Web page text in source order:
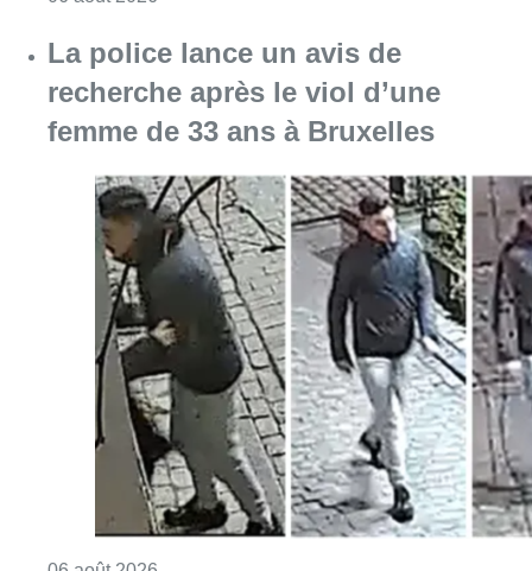
06 août 2026 Consulter l'article "La police lance un avis
La Commune d’Ixelles ouvre un
registre de condoléances en
mémoire de Jaswinder Singh,
commerçant tué lors d’un
braquage